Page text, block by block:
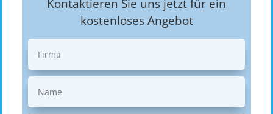
Kontaktieren Sie uns jetzt für ein
kostenloses Angebot